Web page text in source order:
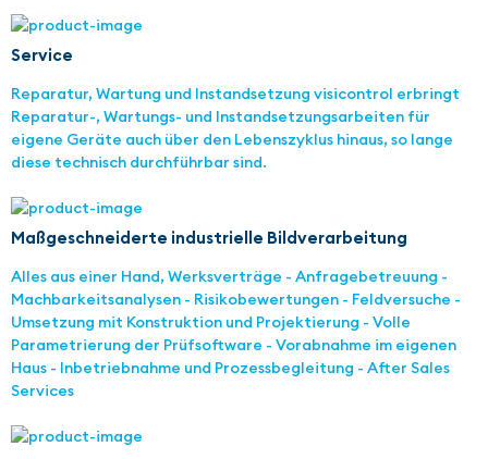
Service
Reparatur, Wartung und Instandsetzung visicontrol erbringt
Reparatur-, Wartungs- und Instandsetzungsarbeiten für
eigene Geräte auch über den Lebenszyklus hinaus, so lange
diese technisch durchführbar sind.
Maßgeschneiderte industrielle Bildverarbeitung
Alles aus einer Hand, Werksverträge - Anfragebetreuung -
Machbarkeitsanalysen - Risikobewertungen - Feldversuche -
Umsetzung mit Konstruktion und Projektierung - Volle
Parametrierung der Prüfsoftware - Vorabnahme im eigenen
Haus - Inbetriebnahme und Prozessbegleitung - After Sales
Services